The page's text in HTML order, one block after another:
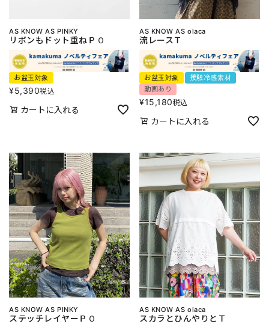
AS KNOW AS PINKY
リボンもドット重ねＰＯ
お盆玉対象
¥5,390税込
カートに入れる
AS KNOW AS olaca
流レースＴ
お盆玉対象
接触冷感素材
動画あり
¥15,180税込
カートに入れる
AS KNOW AS PINKY
ステッチレイヤーＰＯ
AS KNOW AS olaca
スカラとひんやりとＴ